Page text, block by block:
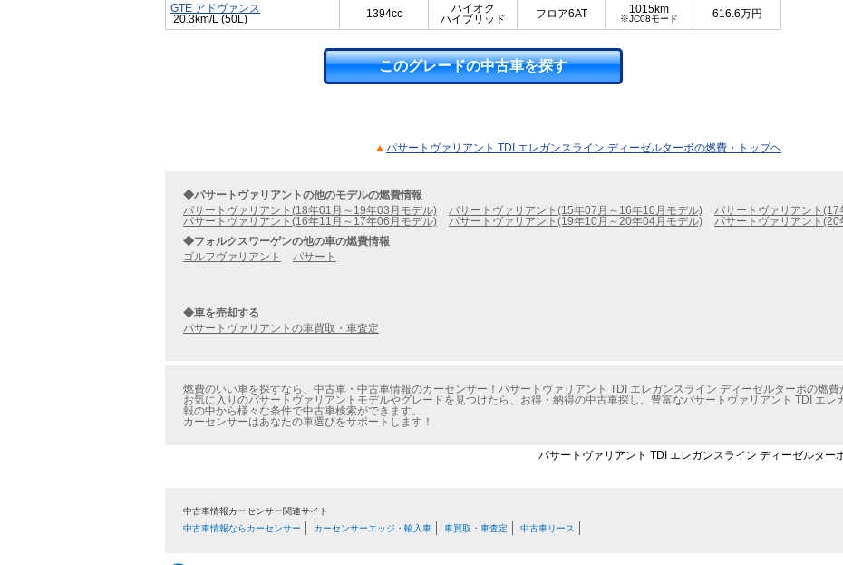
GTE アドヴァンス
20.3km/L (50L)
1394cc
ハイオク
ハイブリッド
フロア6AT 1015km
※JC08モード 616.6万円
このグレードの中古車を探す
パサートヴァリアント TDI エレガンスライン ディーゼルターボの燃費・トップヘ
◆パサートヴァリアントの他のモデルの燃費情報
パサートヴァリアント(18年01月～19年03月モデル)
パサートヴァリアント(15年07月～16年10月モデル)
パサートヴァリアント
パサートヴァリアント(16年11月～17年06月モデル)
パサートヴァリアント(19年10月～20年04月モデル)
パサートヴァリアント
◆フォルクスワーゲンの他の車の燃費情報
ゴルフヴァリアント
パサート
◆車を売却する
パサートヴァリアントの車買取・車査定
燃費のいい車を探すなら、中古車・中古車情報のカーセンサー！パサートヴァリアント TDI エレガンスライン ディーゼルターボの燃費
お気に入りのパサートヴァリアントモデルやグレードを見つけたら、お得・納得の中古車探し。豊富なパサートヴァリアント TDI エ
報の中から様々な条件で中古車検索ができます。
カーセンサーはあなたの車選びをサポートします！
パサートヴァリアント TDI エレガンスライン ディーゼルター
中古車情報カーセンサー関連サイト
中古車情報ならカーセンサー
カーセンサーエッジ・輸入車 車買取・車査定 中古車リース